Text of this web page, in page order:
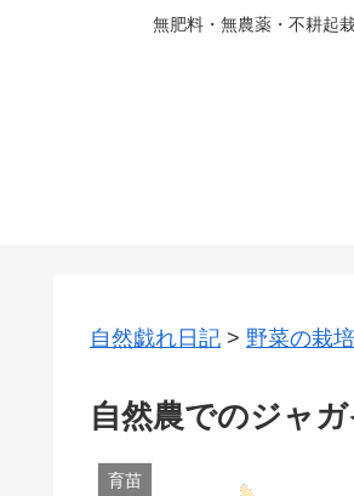
無肥料・無農薬・不耕起
自然戯れ日記 > 野菜の栽培
自然農でのジャ
育苗